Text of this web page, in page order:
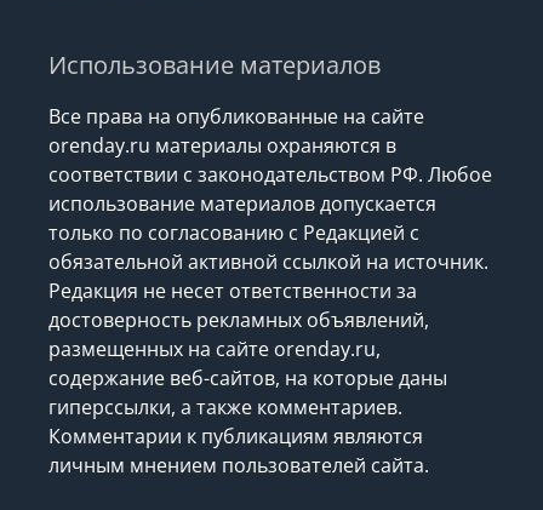
Использование материалов
Все права на опубликованные на сайте
orenday.ru материалы охраняются в
соответствии с законодательством РФ. Любое
использование материалов допускается
только по согласованию с Редакцией с
обязательной активной ссылкой на источник.
Редакция не несет ответственности за
достоверность рекламных объявлений,
размещенных на сайте orenday.ru,
содержание веб-сайтов, на которые даны
гиперссылки, а также комментариев.
Комментарии к публикациям являются
личным мнением пользователей сайта.